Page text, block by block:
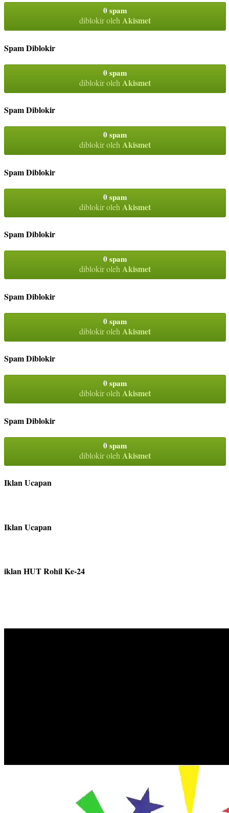
0 spam
diblokir olehAkismet
Spam Diblokir
0 spam
diblokir oleh Akismet
Spam Diblokir
0 spam
diblokir olehAkismet
Spam Diblokir
0 spam
diblokir oleh Akismet
Spam Diblokir
0 spam
diblokir olehAkismet
Spam Diblokir
0 spam
diblokir oleh Akismet
Spam Diblokir
0 spam
diblokir olehAkismet
Spam Diblokir
0 spam
diblokir oleh Akismet
Iklan Ucapan
Iklan Ucapan
iklan HUT Rohil Ke-24